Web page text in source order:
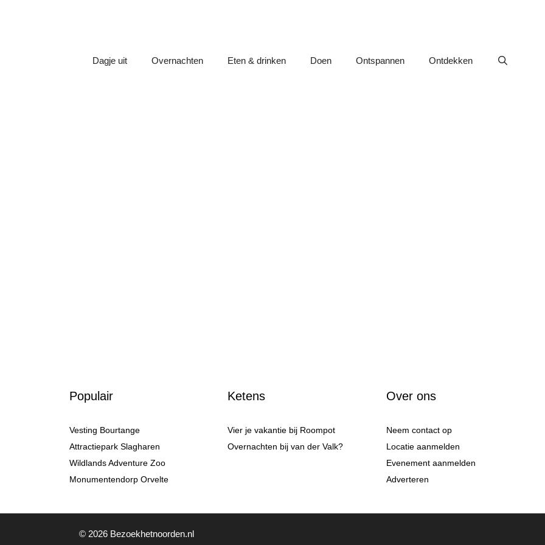
Dagje uit Overnachten Eten & drinken Doen Ontspannen Ontdekken
Populair
Vesting Bourtange
Attractiepark Slagharen
Wildlands Adventure Zoo
Monumentendorp Orvelte
Ketens
Vier je vakantie bij Roompot
Overnachten bij van der Valk?
Over ons
Neem contact op
Locatie aanmelden
Evenement aanmelden
Adverteren
© 2026 Bezoekhetnoorden.nl